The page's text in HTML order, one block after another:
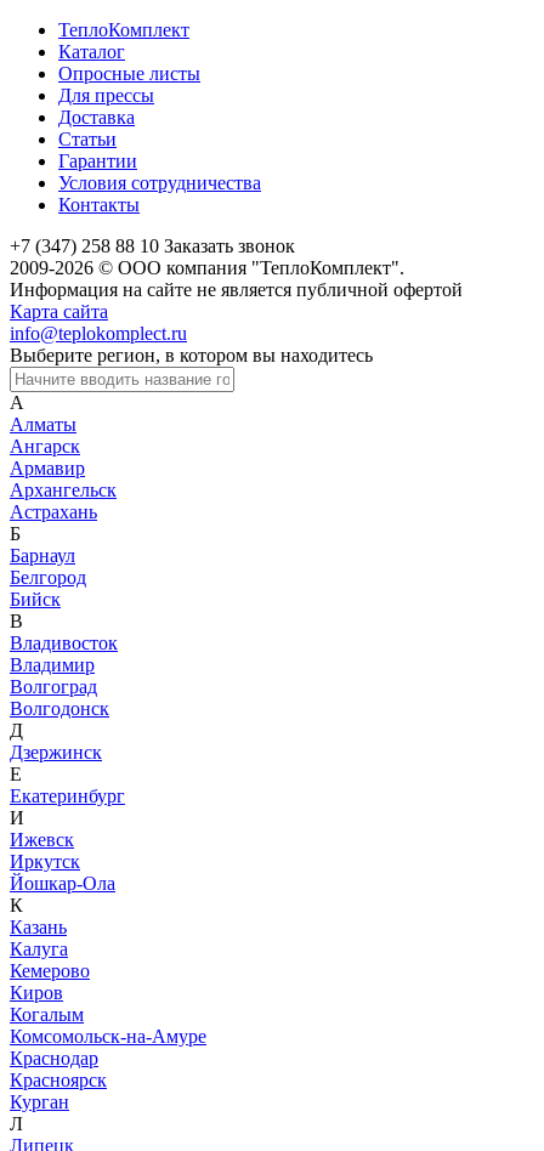
ТеплоКомплект
Каталог
Опросные листы
Для прессы
Доставка
Статьи
Гарантии
Условия сотрудничества
Контакты
+7 (347) 258 88 10 Заказать звонок
2009-2026 © ООО компания "ТеплоКомплект".
Информация на сайте не является публичной офертой
Карта сайта
info@teplokomplect.ru
Выберите регион, в котором вы находитесь
А
Алматы
Ангарск
Армавир
Архангельск
Астрахань
Б
Барнаул
Белгород
Бийск
В
Владивосток
Владимир
Волгоград
Волгодонск
Д
Дзержинск
Е
Екатеринбург
И
Ижевск
Иркутск
Йошкар-Ола
К
Казань
Калуга
Кемерово
Киров
Когалым
Комсомольск-на-Амуре
Краснодар
Красноярск
Курган
Л
Липецк